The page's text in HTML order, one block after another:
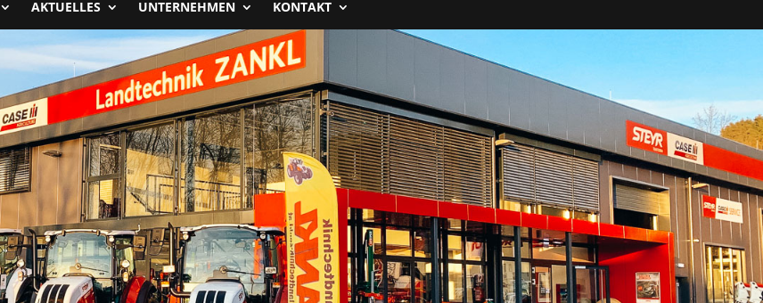
AKTUELLES UNTERNEHMEN KONTAKT